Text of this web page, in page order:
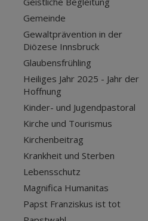
Gemeinde
Gewaltprävention in der
Diözese Innsbruck
Glaubensfrühling
Heiliges Jahr 2025 - Jahr der
Hoffnung
Kinder- und Jugendpastoral
Kirche und Tourismus
Kirchenbeitrag
Krankheit und Sterben
Lebensschutz
Magnifica Humanitas
Papst Franziskus ist tot